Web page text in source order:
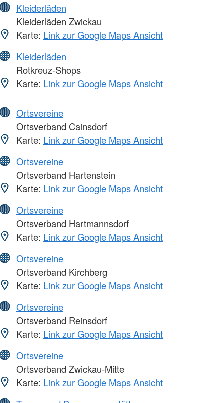
Kleiderläden
Kleiderläden Zwickau
Karte: Link zur Google Maps Ansicht
Kleiderläden
Rotkreuz-Shops
Karte: Link zur Google Maps Ansicht
Ortsvereine
Ortsverband Cainsdorf
Karte: Link zur Google Maps Ansicht
Ortsvereine
Ortsverband Hartenstein
Karte: Link zur Google Maps Ansicht
Ortsvereine
Ortsverband Hartmannsdorf
Karte: Link zur Google Maps Ansicht
Ortsvereine
Ortsverband Kirchberg
Karte: Link zur Google Maps Ansicht
Ortsvereine
Ortsverband Reinsdorf
Karte: Link zur Google Maps Ansicht
Ortsvereine
Ortsverband Zwickau-Mitte
Karte: Link zur Google Maps Ansicht